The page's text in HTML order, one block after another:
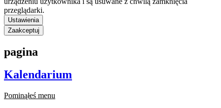
przeglądarki.
Ustawienia
Zaakceptuj
pagina
Kalendarium
Pominąłeś menu